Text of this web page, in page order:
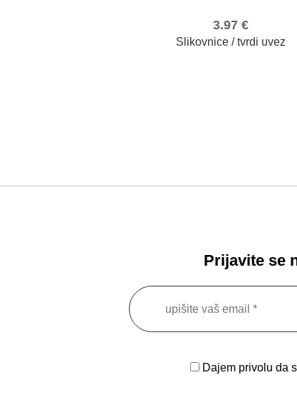
3.97€
Slikovnice / tvrdi uvez
Prijavite se
Dajem privolu da